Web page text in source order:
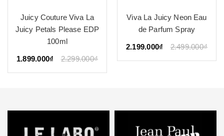
Juicy Couture Viva La
Juicy Petals Please EDP
100ml
1.899.000₫ 2.299.000₫
Viva La Juicy Neon Eau
de Parfum Spray
2.199.000₫ 2.499.000₫